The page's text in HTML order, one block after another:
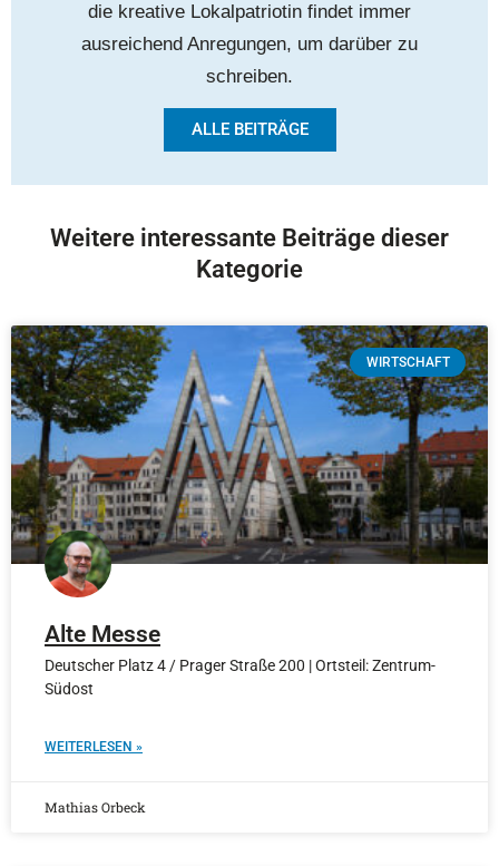
die kreative Lokalpatriotin findet immer
ausreichend Anregungen, um darüber zu
schreiben.
ALLE BEITRÄGE
Weitere interessante Beiträge dieser
Kategorie
WIRTSCHAFT
Alte Messe
Deutscher Platz 4 / Prager Straße 200 | Ortsteil: Zentrum-
Südost
WEITERLESEN »
Mathias Orbeck